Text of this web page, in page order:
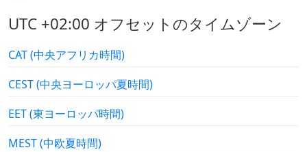
UTC +02:00 オフセットのタイムゾーン
CAT (中央アフリカ時間)
CEST (中央ヨーロッパ夏時間)
EET (東ヨーロッパ時間)
MEST (中欧夏時間)